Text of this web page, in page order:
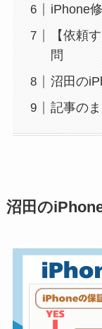
iPhone
【依頼
問
沼田の
記事の
沼田の